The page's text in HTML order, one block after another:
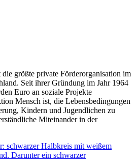
größte private Förderorganisation im
Seit ihrer Gründung im Jahr 1964
Euro an soziale Projekte
Mensch ist, die Lebensbedingungen
Kindern und Jugendlichen zu
Miteinander in der